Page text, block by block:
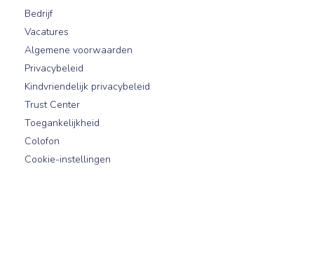
Bedrijf
Vacatures
Algemene voorwaarden
Privacybeleid
Kindvriendelijk privacybeleid
Trust Center
Toegankelijkheid
Colofon
Cookie-instellingen